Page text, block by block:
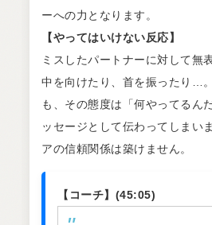
ーへの力となります。
【やってはいけない反応】
ミスしたパートナーに対して無
中を向けたり、首を振ったり…
も、その態度は「何やってるん
ッセージとして伝わってしまい
アの信頼関係は築けません。
【コーチ】(45:05)